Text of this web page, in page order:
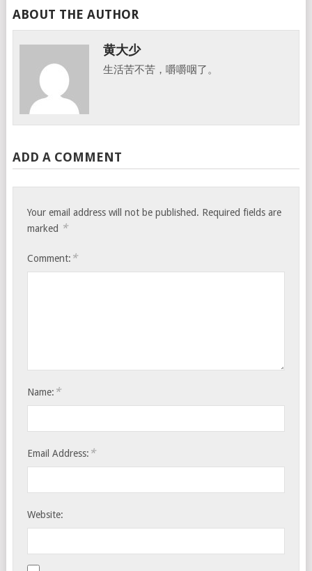
ABOUT THE AUTHOR
黄大少
生活苦不苦，嚼嚼咽了。
ADD A COMMENT
Your email address will not be published. Required fields are
marked *
Comment: *
Name: *
Email Address: *
Website: